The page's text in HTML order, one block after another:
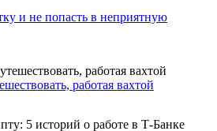
и не попасть в неприятную
работая вахтой